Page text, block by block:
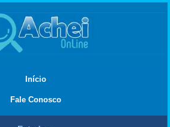
Início
Fale Conosco